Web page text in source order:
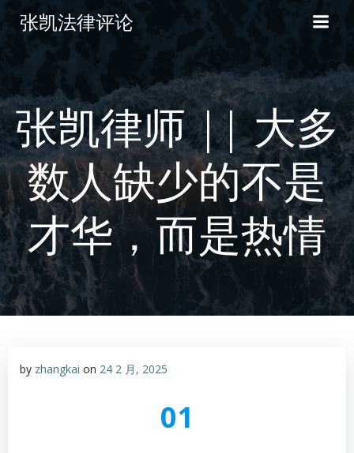
张凯法律评论
张凯律师 || 大多
数人缺少的不是
才华，而是热情
by zhangkai on 24 2 月, 2025
01